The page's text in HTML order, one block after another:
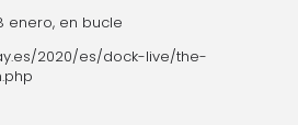
enero, en bucle
2020/es/dock-live/the-